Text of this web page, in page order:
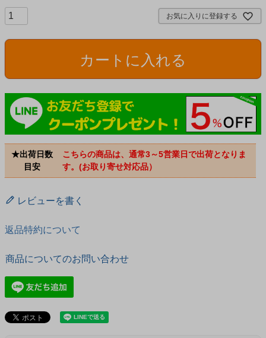
お気に入りに登録する
カートに入れる
★出荷日数
目安
こちらの商品は、通常3～5営業日で出荷となりま
す。(お取り寄せ対応品）
レビューを書く
返品特約について
商品についてのお問い合わせ